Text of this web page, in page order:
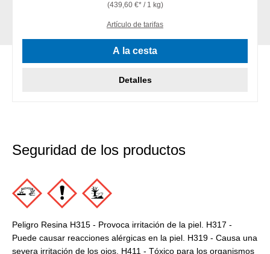
(439,60 €* / 1 kg)
Artículo de tarifas
A la cesta
Detalles
Seguridad de los productos
Peligro Resina H315 - Provoca irritación de la piel. H317 -
Puede causar reacciones alérgicas en la piel. H319 - Causa una
severa irritación de los ojos. H411 - Tóxico para los organismos